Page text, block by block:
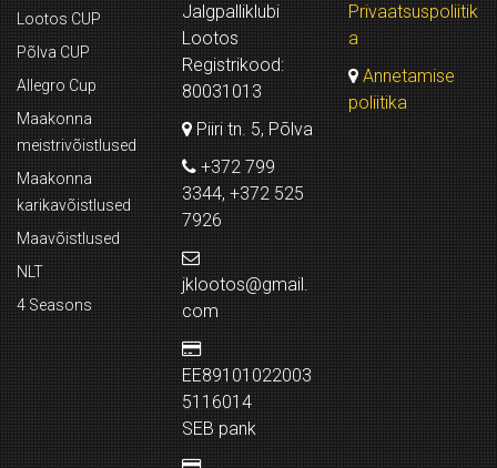
Lootos CUP
Põlva CUP
Allegro Cup
Maakonna
meistrivõistlused
Maakonna
karikavõistlused
Maavõistlused
NLT
4 Seasons
Jalgpalliklubi
Lootos
Registrikood:
80031013
Piiri tn. 5, Põlva
+372 799
3344, +372 525
7926
jklootos@gmail.
com
EE89101022003
5116014
SEB pank
Privaatsuspoliitik
a
Annetamise
poliitika